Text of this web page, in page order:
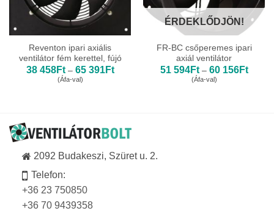
Reventon ipari axiális
ventilátor fém kerettel, fújó
38 458Ft – 65 391FtÁrtartomány:
(Áfa-val)
ÉRDEKLŐDJÖN!
FR-BC csőperemes ipari
axiál ventilátor
51 594Ft – 60 156Ft
(Áfa-val)
2092 Budakeszi, Szüret u. 2.
Telefon:
+36 23 750850
+36 70 9439358